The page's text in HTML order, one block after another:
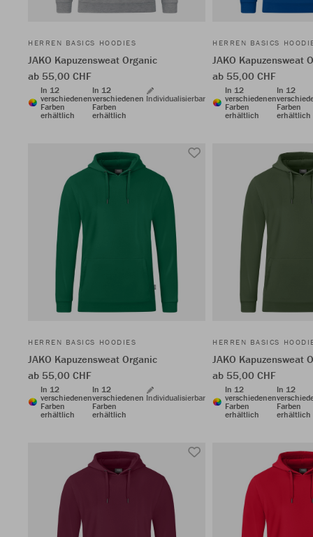
HERREN BASICS HOODIES
JAKO Kapuzensweat Organic
ab 55,00 CHF
In 12
verschiedenen
Farben
erhältlich
In 12
verschiedenen
Farben
erhältlich
Individualisierbar
HERREN BASICS
JAKO Kapuzensweat
ab 55,00 CHF
In 12
verschiedenen
Farben
erhältlich
In 12
Farben
erhältlich
HERREN BASICS HOODIES
JAKO Kapuzensweat Organic
ab 55,00 CHF
In 12
verschiedenen
Farben
erhältlich
In 12
verschiedenen
Farben
erhältlich
Individualisierbar
HERREN BASICS
JAKO Kapuzensweat
ab 55,00 CHF
In 12
verschiedenen
Farben
erhältlich
In 12
Farben
erhältlich